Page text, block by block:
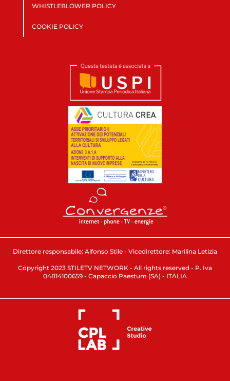
WHISTLEBLOWER POLICY
COOKIE POLICY
Direttore responsabile: Alfonso Stile - Vicedirettore: Marilina Letizia
Copyright 2023 STILETV NETWORK - All rights reserved - P. Iva
04814100659 - Capaccio Paestum (SA) - ITALIA